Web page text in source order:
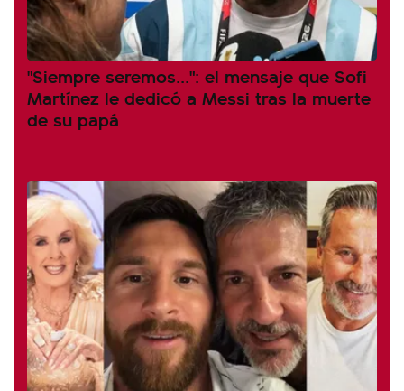
"Siempre seremos...": el mensaje que Sofi
Martínez le dedicó a Messi tras la muerte
de su papá